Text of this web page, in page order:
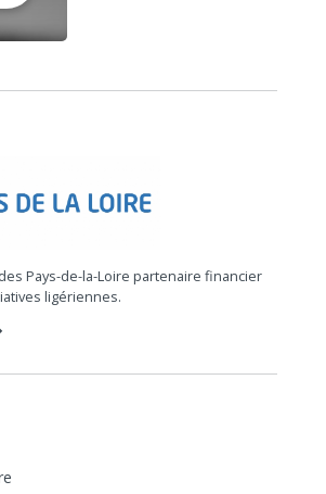
Pays-de-la-Loire partenaire financier
ligériennes.